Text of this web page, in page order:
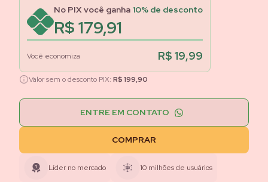
No PIX você ganha 10% de desconto
R$ 179,91
Você economiza R$ 19,99
Valor sem o desconto PIX: R$ 199,90
ENTRE EM CONTATO
COMPRAR
Líder no mercado 10 milhões de usuários